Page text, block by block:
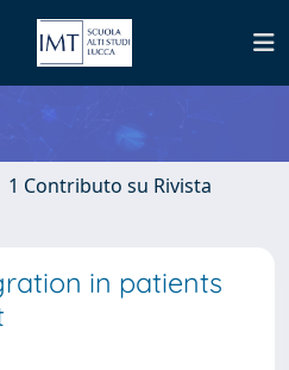
1 Contributo su Rivista
in patients